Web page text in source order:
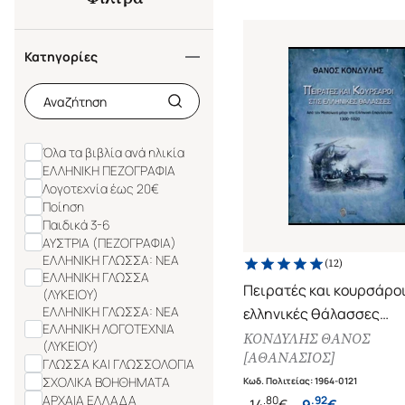
Κατηγορίες
Όλα τα βιβλία ανά ηλικία
ΕΛΛΗΝΙΚΗ ΠΕΖΟΓΡΑΦΙΑ
Λογοτεχνία έως 20€
Ποίηση
Παιδικά 3-6
ΑΥΣΤΡΙΑ (ΠΕΖΟΓΡΑΦΙΑ)
ΕΛΛΗΝΙΚΗ ΓΛΩΣΣΑ: ΝΕΑ
ΕΛΛΗΝΙΚΗ ΓΛΩΣΣΑ
(ΛΥΚΕΙΟΥ)
ΕΛΛΗΝΙΚΗ ΓΛΩΣΣΑ: ΝΕΑ
ΕΛΛΗΝΙΚΗ ΛΟΓΟΤΕΧΝΙΑ
(ΛΥΚΕΙΟΥ)
ΓΛΩΣΣΑ ΚΑΙ ΓΛΩΣΣΟΛΟΓΙΑ
ΣΧΟΛΙΚΑ ΒΟΗΘΗΜΑΤΑ
ΑΡΧΑΙΑ ΕΛΛΑΔΑ
(12)
Πειρατές και
ελληνικές θάλασσες
Από τον Μεσαίωνα μέχρι
Ελληνική Επανάσταση,
1820
ΚΟΝΔΥΛΗΣ ΘΑΝΟΣ
[ΑΘΑΝΑΣΙΟΣ]
Κωδ. Πολιτείας:1964-0121
.80 .92